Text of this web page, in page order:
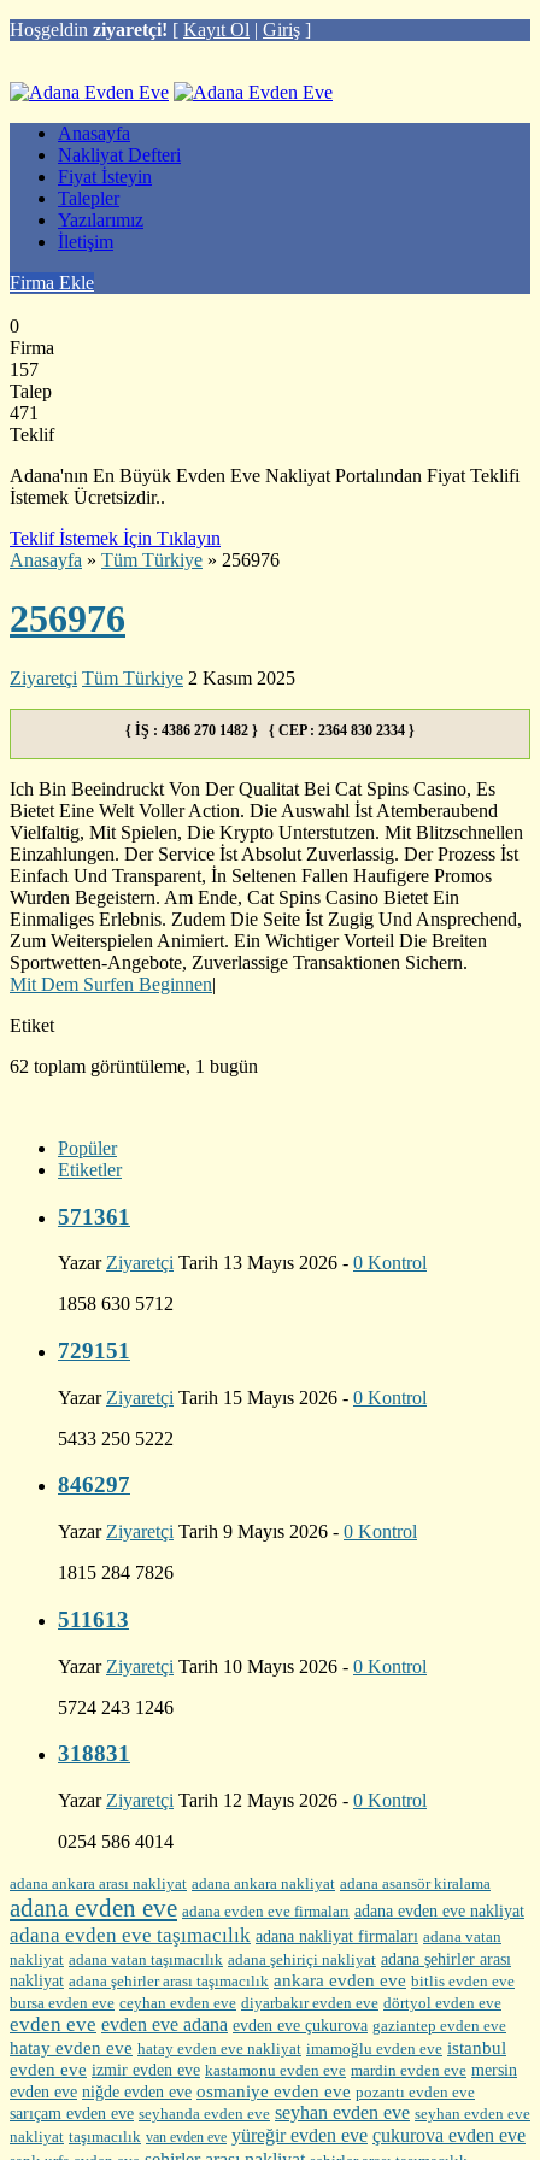
Hoşgeldin ziyaretçi! [ Kayıt Ol | Giriş ]
Anasayfa
Nakliyat Defteri
Fiyat İsteyin
Talepler
Yazılarımız
İletişim
Firma Ekle
0
Firma
157
Talep
471
Teklif
Adana'nın En Büyük Evden Eve Nakliyat Portalından Fiyat Teklifi
İstemek Ücretsizdir..
Teklif İstemek İçin Tıklayın
Anasayfa » Tüm Türkiye » 256976
256976
Ziyaretçi Tüm Türkiye 2 Kasım 2025
{ İŞ : 4386 270 1482 } { CEP : 2364 830 2334 }
Ich Bin Beeindruckt Von Der Qualitat Bei Cat Spins Casino, Es
Bietet Eine Welt Voller Action. Die Auswahl İst Atemberaubend
Vielfaltig, Mit Spielen, Die Krypto Unterstutzen. Mit Blitzschnellen
Einzahlungen. Der Service İst Absolut Zuverlassig. Der Prozess İst
Einfach Und Transparent, İn Seltenen Fallen Haufigere Promos
Wurden Begeistern. Am Ende, Cat Spins Casino Bietet Ein
Einmaliges Erlebnis. Zudem Die Seite İst Zugig Und Ansprechend,
Zum Weiterspielen Animiert. Ein Wichtiger Vorteil Die Breiten
Sportwetten-Angebote, Zuverlassige Transaktionen Sichern.
Mit Dem Surfen Beginnen|
Etiket
62 toplam görüntüleme, 1 bugün
Popüler
Etiketler
571361
Yazar Ziyaretçi Tarih 13 Mayıs 2026 - 0 Kontrol
1858 630 5712
729151
Yazar Ziyaretçi Tarih 15 Mayıs 2026 - 0 Kontrol
5433 250 5222
846297
Yazar Ziyaretçi Tarih 9 Mayıs 2026 - 0 Kontrol
1815 284 7826
511613
Yazar Ziyaretçi Tarih 10 Mayıs 2026 - 0 Kontrol
5724 243 1246
318831
Yazar Ziyaretçi Tarih 12 Mayıs 2026 - 0 Kontrol
0254 586 4014
adana ankara arası nakliyat adana ankara nakliyat adana asansör kiralama
adana evden eve adana evden eve firmaları adana evden eve nakliyat
adana evden eve taşımacılık adana nakliyat firmaları adana vatan
nakliyat adana vatan taşımacılık adana şehiriçi nakliyat adana şehirler arası
nakliyat adana şehirler arası taşımacılık ankara evden eve bitlis evden eve
bursa evden eve ceyhan evden eve diyarbakır evden eve dörtyol evden eve
evden eve evden eve adana evden eve çukurova gaziantep evden eve
hatay evden eve hatay evden eve nakliyat imamoğlu evden eve istanbul
evden eve izmir evden eve kastamonu evden eve mardin evden eve mersin
evden eve niğde evden eve osmaniye evden eve pozantı evden eve
sarıçam evden eve seyhanda evden eve seyhan evden eve seyhan evden eve
nakliyat taşımacılık van evden eve yüreğir evden eve çukurova evden eve